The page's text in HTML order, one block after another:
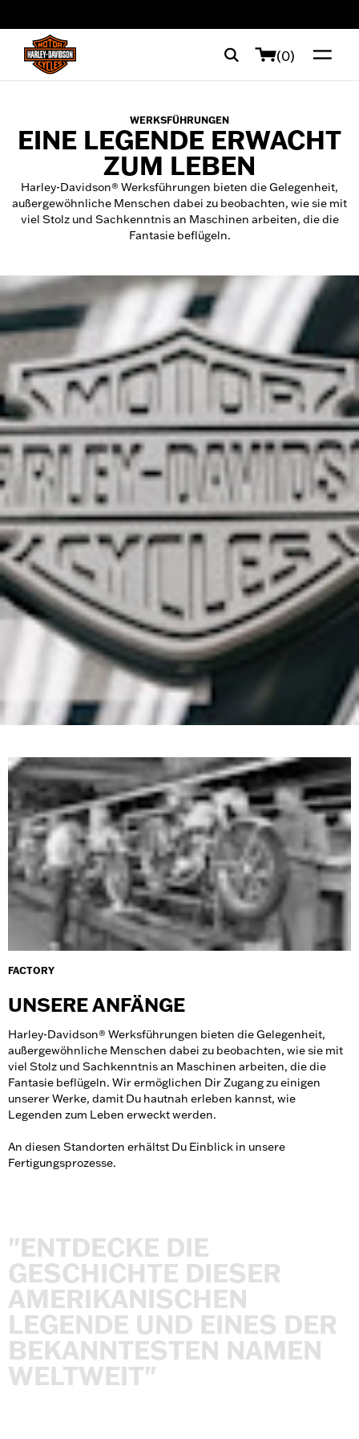
(0)
WERKSFÜHRUNGEN
EINE LEGENDE ERWACHT
ZUM LEBEN
Harley-Davidson® Werksführungen bieten die Gelegenheit,
außergewöhnliche Menschen dabei zu beobachten, wie sie mit
viel Stolz und Sachkenntnis an Maschinen arbeiten, die die
Fantasie beflügeln.
FACTORY
UNSERE ANFÄNGE
Harley-Davidson® Werksführungen bieten die Gelegenheit,
außergewöhnliche Menschen dabei zu beobachten, wie sie mit
viel Stolz und Sachkenntnis an Maschinen arbeiten, die die
Fantasie beflügeln. Wir ermöglichen Dir Zugang zu einigen
unserer Werke, damit Du hautnah erleben kannst, wie
Legenden zum Leben erweckt werden.
An diesen Standorten erhältst Du Einblick in unsere
Fertigungsprozesse.
"ENTDECKE DIE
GESCHICHTE DIESER
AMERIKANISCHEN
LEGENDE UND EINES DER
BEKANNTESTEN NAMEN
WELTWEIT"